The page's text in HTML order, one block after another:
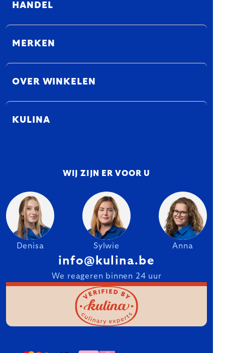
HANDEL
MERKEN
OVER WINKELEN
KULINA
WIJ ZIJN ER VOOR U
Denisa Sylwie Anna
info@kulina.be
We reageren binnen 24 uur